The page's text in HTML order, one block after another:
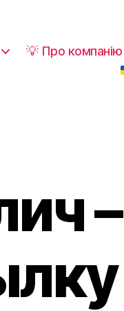
💡 Про компанію
–